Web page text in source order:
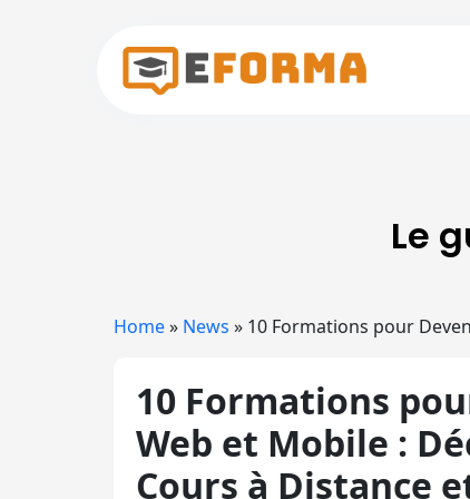
Le
Home» News » 10 Formations pour
10 Formations
Web et Mobile :
Cours à Distance